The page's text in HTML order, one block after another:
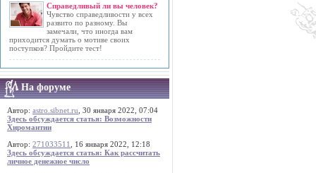
Справедливый ли вы человек?
Чувство справедливости у всех
развито по разному. Вы
замечали, что иногда вам
приходится думать о мотиве своих
поступков? Пройдите тест!
На форуме
Автор: astro.sibnet.ru , 30 января 2022, 07:04
Здесь обсуждается статья: Возможности
Хиромантии
Автор: 271033511
, 16 января 2022, 12:18
Здесь обсуждается статья: Как рассчитать
личное денежное число